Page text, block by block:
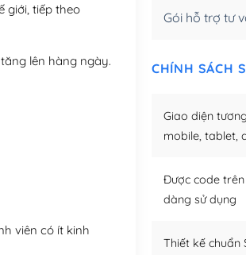
giới, tiếp theo
lên hàng ngày.
viên có ít kinh
Gói hỗ trợ tư
CHÍNH SÁCH
Giao diện
mobile, tablet,
Được code
dàng sử dụng
Thiết kế chuẩn